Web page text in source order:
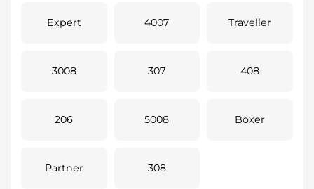
Expert 4007 Traveller
3008 307 408
206 5008 Boxer
Partner 308